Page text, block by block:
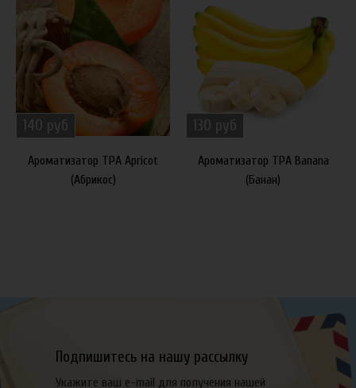
140 руб
Ароматизатор TPA Apricot
(Абрикос)
130 руб
Ароматизатор TPA Banana
(Банан)
Подпишитесь на нашу рассылку
Укажите ваш e-mail для получения нашей